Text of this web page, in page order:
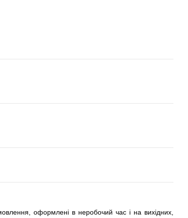
оформлені в неробочий час і на вихідних,